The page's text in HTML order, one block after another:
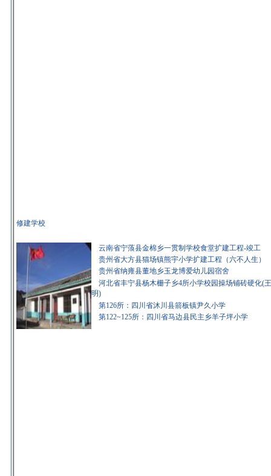
修建学校
云南省宁蒗县金棉乡一贯制学校食堂扩建工程-竣工
贵州省大方县猫场镇熊宇小学扩建工程（六不人生）
贵州省纳雍县董地乡玉龙博爱幼儿园宿舍
河北省丰宁县杨木栅子乡4所小学校园操场铺砖硬化(
明)
第126所：四川省沐川县箭板镇尹久小学
第122~125所：四川省马边县民主乡羊子坪小学